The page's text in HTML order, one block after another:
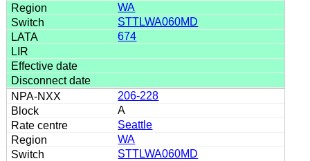
WA
STTLWA060MD
674
206-228
A
Seattle
WA
STTLWA060MD